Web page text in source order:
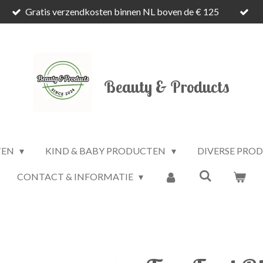
Gratis verzendkosten binnen NL boven de € 125
Beauty & Products
KIND & BABY PRODUCTEN DIVERSE
CONTACT & INFORMATIE